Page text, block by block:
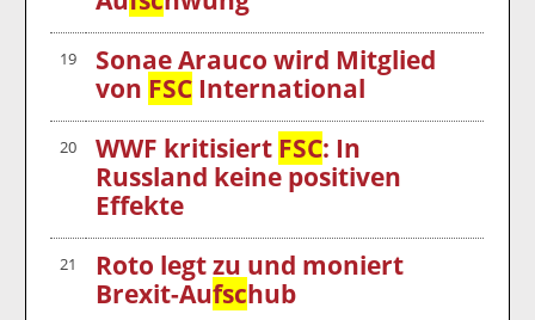
19
Sonae Arauco wird Mitglied
von FSC International
20 WWF kritisiert FSC: In
Russland keine positiven
Effekte
21
Roto legt zu und moniert
Brexit-Aufschub